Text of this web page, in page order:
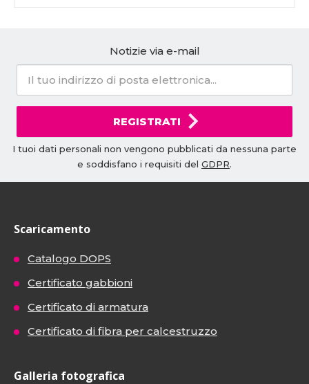
Notizie via e-mail
REGISTRATI
I tuoi dati personali non vengono pubblicati da nessuna parte
e soddisfano i requisiti del GDPR.
Scaricamento
Catalogo DOPS
Certificato gabbioni
Certificato di armatura
Certificato di fibra per calcestruzzo
Galleria fotografica